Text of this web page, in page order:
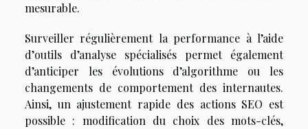
mesurable.
Surveiller régulièrement la performance à l’aide
d’outils d’analyse spécialisés permet également
d’anticiper les évolutions d’algorithme ou les
changements de comportement des internautes.
Ainsi, un ajustement rapide des actions SEO est
possible : modification du choix des mots-clés,